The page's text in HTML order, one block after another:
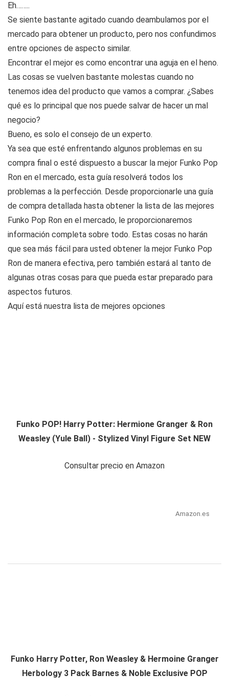
Eh……..
Se siente bastante agitado cuando deambulamos por el
mercado para obtener un producto, pero nos confundimos
entre opciones de aspecto similar.
Encontrar el mejor es como encontrar una aguja en el heno.
Las cosas se vuelven bastante molestas cuando no
tenemos idea del producto que vamos a comprar. ¿Sabes
qué es lo principal que nos puede salvar de hacer un mal
negocio?
Bueno, es solo el consejo de un experto.
Ya sea que esté enfrentando algunos problemas en su
compra final o esté dispuesto a buscar la mejor Funko Pop
Ron en el mercado, esta guía resolverá todos los
problemas a la perfección. Desde proporcionarle una guía
de compra detallada hasta obtener la lista de las mejores
Funko Pop Ron en el mercado, le proporcionaremos
información completa sobre todo. Estas cosas no harán
que sea más fácil para usted obtener la mejor Funko Pop
Ron de manera efectiva, pero también estará al tanto de
algunas otras cosas para que pueda estar preparado para
aspectos futuros.
Aquí está nuestra lista de mejores opciones
Funko POP! Harry Potter: Hermione Granger & Ron
Weasley (Yule Ball) - Stylized Vinyl Figure Set NEW
Consultar precio en Amazon
Amazon.es
Funko Harry Potter, Ron Weasley & Hermoine Granger
Herbology 3 Pack Barnes & Noble Exclusive POP